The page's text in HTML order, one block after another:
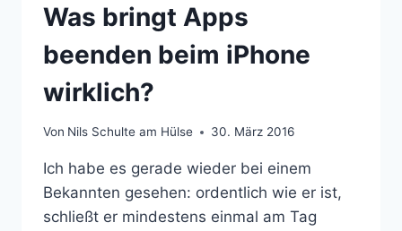
FREIRÄUMEN
Was bringt Apps
beenden beim iPhone
wirklich?
Von Nils Schulte am Hülse 30. März 2016
Ich habe es gerade wieder bei einem
Bekannten gesehen: ordentlich wie er ist,
schließt er mindestens einmal am Tag